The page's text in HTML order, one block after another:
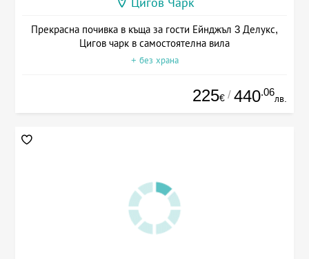
Цигов Чарк
Прекрасна почивка в къща за гости Ейнджъл 3 Делукс,
Цигов чарк в самостоятелна вила
+ без храна
225€ / 440.06
лв.